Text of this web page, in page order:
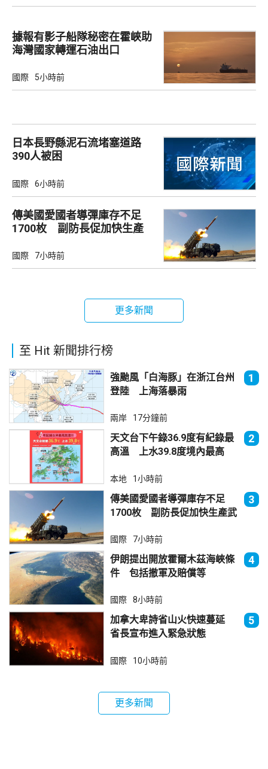
據報有影子船隊秘密在霍峽助
海灣國家轉運石油出口
國際 5小時前
日本長野縣泥石流堵塞道路
390人被困
國際 6小時前
傳美國愛國者導彈庫存不足
1700枚 副防長促加快生產
國際 7小時前
更多新聞
至 Hit 新聞排行榜
強颱風「白海豚」在浙江台州
登陸 上海落暴雨
1
兩岸 17分鐘前
天文台下午錄36.9度有紀錄最
高溫 上水39.8度境內最高
2
本地 1小時前
傳美國愛國者導彈庫存不足
1700枚 副防長促加快生產武
3
國際 7小時前
伊朗提出開放霍爾木茲海峽條
件 包括撤軍及賠償等
4
國際 8小時前
加拿大卑詩省山火快速蔓延
省長宣布進入緊急狀態
5
國際 10小時前
更多新聞